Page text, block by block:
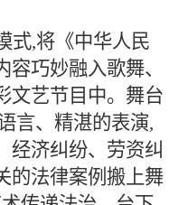
式,将《中华人民
巧妙融入歌舞、
文艺节目中。舞台
言、精湛的表演,
经济纠纷、劳资纠
的法律案例搬上舞